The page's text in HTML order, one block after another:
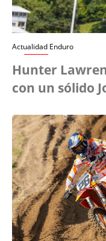
Actualidad Enduro
Hunter
con un sólido